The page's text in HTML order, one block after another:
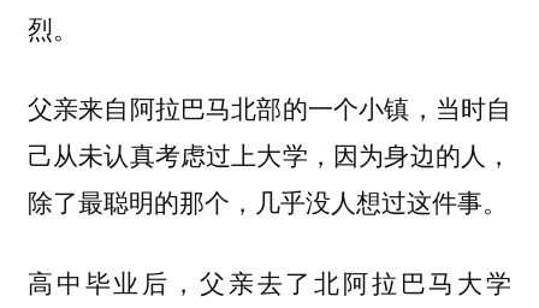
烈。
父亲来自阿拉巴马北部的一个小镇，当时自
己从未认真考虑过上大学，因为身边的人，
除了最聪明的那个，几乎没人想过这件事。
高中毕业后，父亲去了北阿拉巴马大学